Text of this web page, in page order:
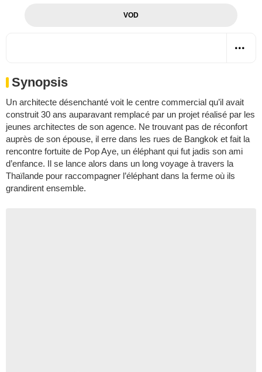
VOD
Synopsis
Un architecte désenchanté voit le centre commercial qu’il avait
construit 30 ans auparavant remplacé par un projet réalisé par les
jeunes architectes de son agence. Ne trouvant pas de réconfort
auprès de son épouse, il erre dans les rues de Bangkok et fait la
rencontre fortuite de Pop Aye, un éléphant qui fut jadis son ami
d’enfance. Il se lance alors dans un long voyage à travers la
Thaïlande pour raccompagner l’éléphant dans la ferme où ils
grandirent ensemble.